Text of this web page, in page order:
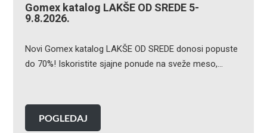
Gomex katalog LAKŠE OD SREDE 5-
9.8.2026.
Novi Gomex katalog LAKŠE OD SREDE donosi popuste
do 70%! Iskoristite sjajne ponude na sveže meso,…
POGLEDAJ